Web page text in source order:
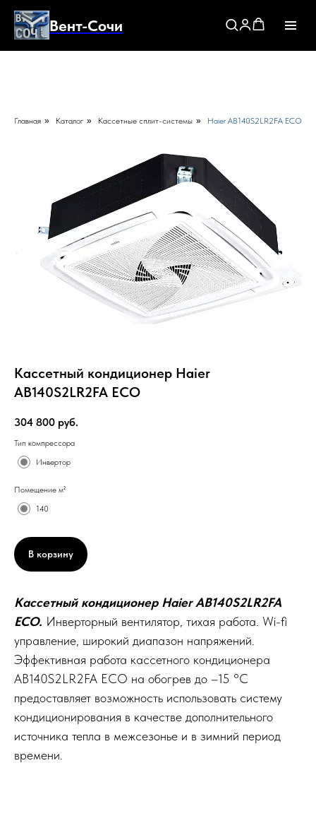
Вент-Сочи
Главная » Каталог » Кассетные сплит-системы » Haier AB140S2LR2FA ECO
Кассетный кондиционер Haier
AB140S2LR2FA ECO
304 800 руб.
Тип компрессора
Инвертор
Помещение м²
140
В корзину
Кассетный кондиционер Haier AB140S2LR2FA
ECO. Инверторный вентилятор, тихая работа. Wi-fi
управление, широкий диапазон напряжений.
Эффективная работа кассетного кондиционера
AB140S2LR2FA ECO на обогрев до –15 °С
предоставляет возможность использовать систему
кондиционирования в качестве дополнительного
источника тепла в межсезонье и в зимний период
времени.